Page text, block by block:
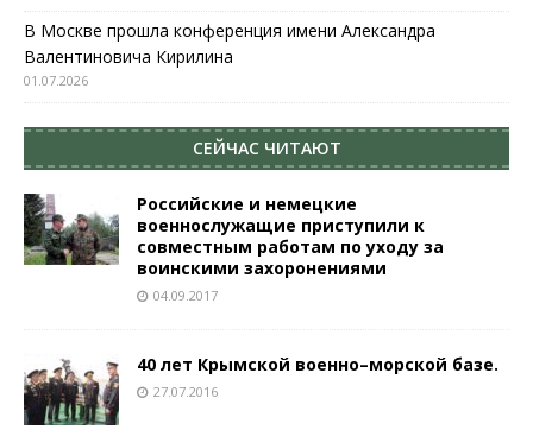
В Москве прошла конференция имени Александра
Валентиновича Кирилина
01.07.2026
СЕЙЧАС ЧИТАЮТ
Российские и немецкие
военнослужащие приступили к
совместным работам по уходу за
воинскими захоронениями
04.09.2017
40 лет Крымской военно–морской базе.
27.07.2016